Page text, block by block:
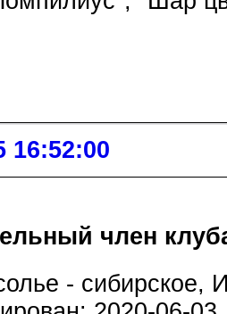
16:52:00
член
- сибирское,